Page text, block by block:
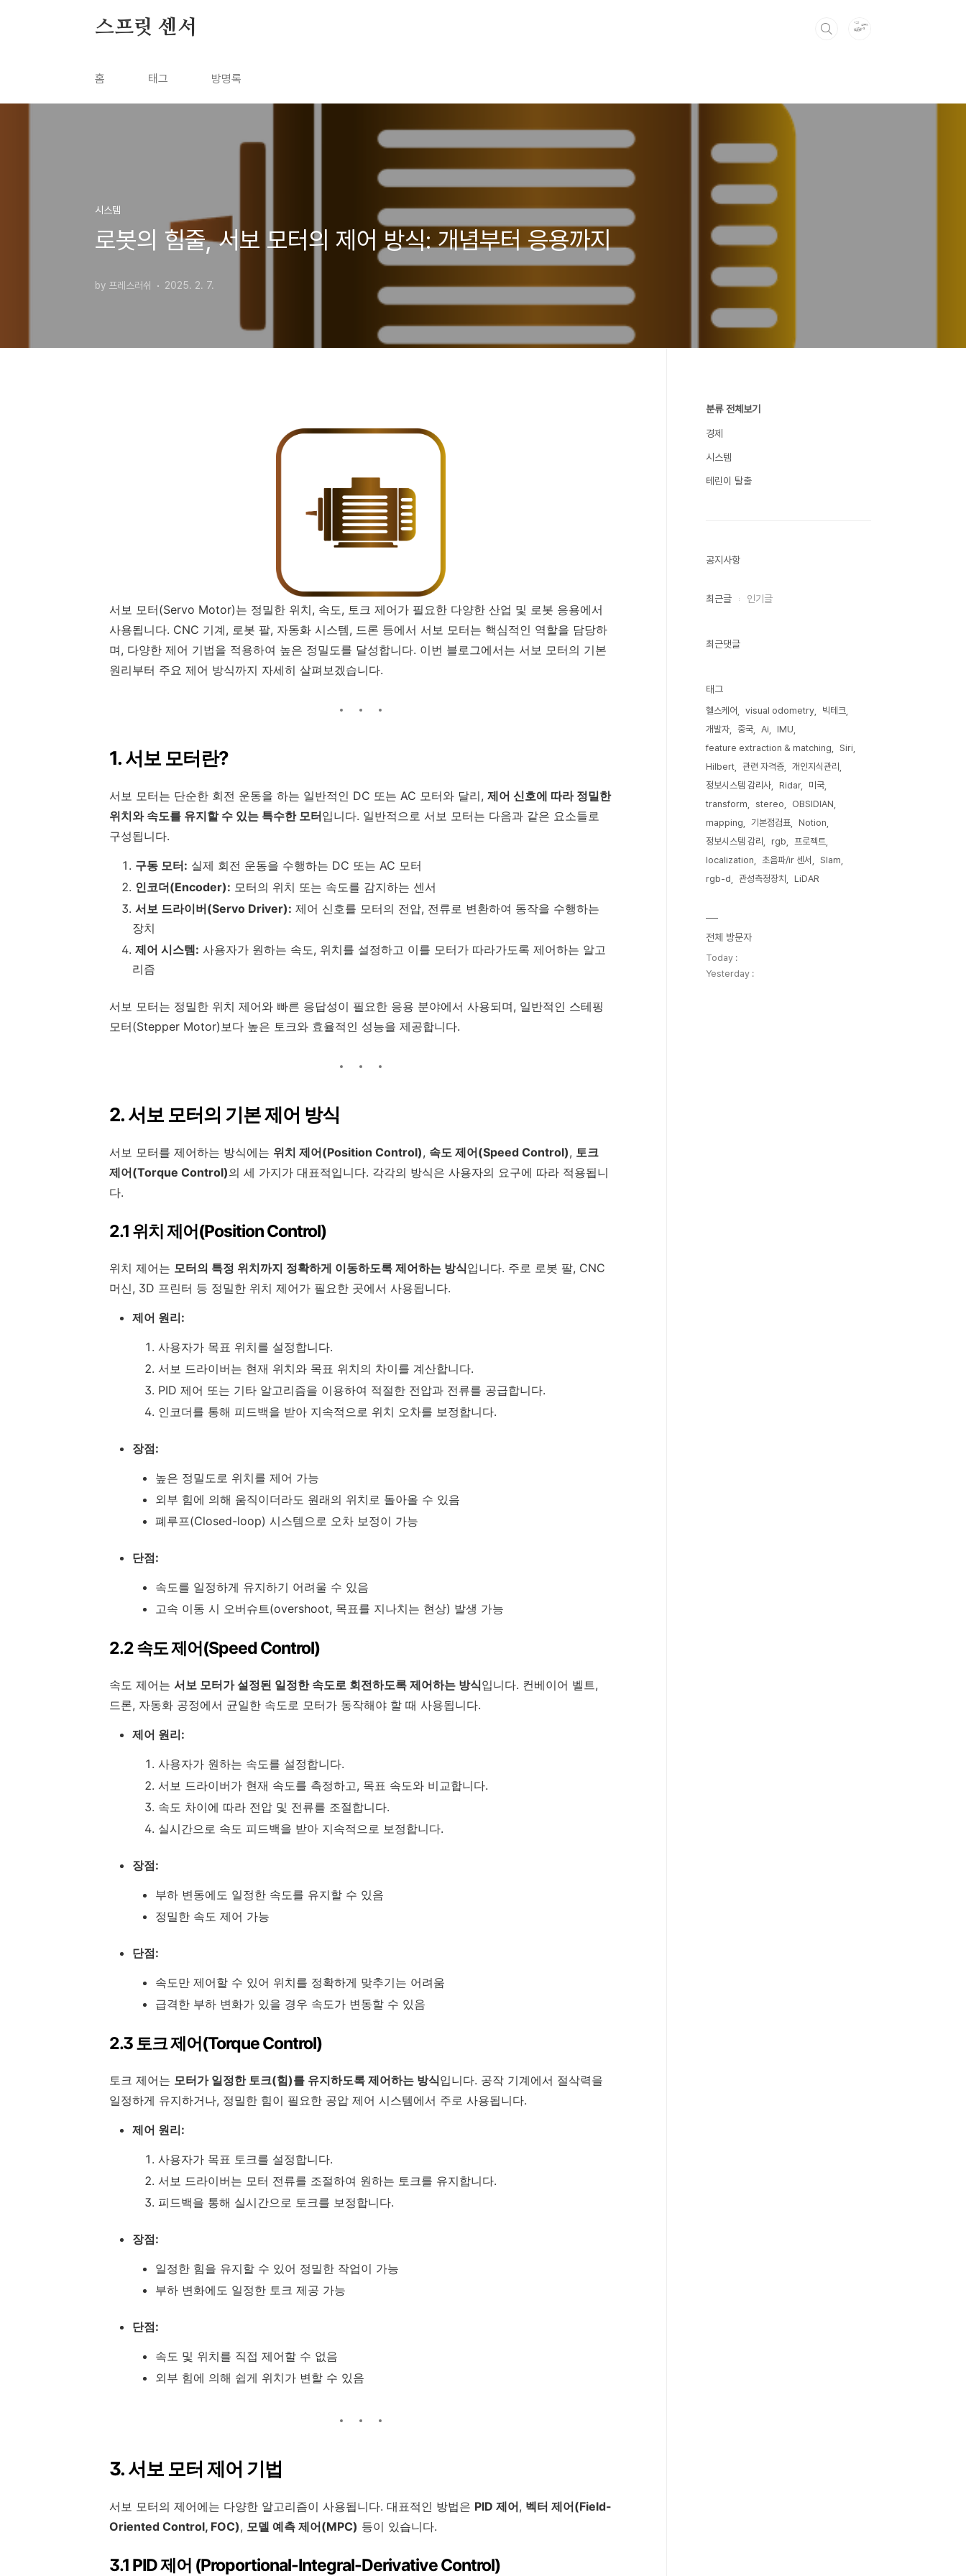
스프릿 센서
홈 태그 방명록
시스템
로봇의 힘줄, 서보 모터의 제어 방식: 개념부터 응용까지
by 프레스러쉬 2025. 2. 7.
서보 모터(Servo Motor)는 정밀한 위치, 속도, 토크 제어가 필요한 다양한 산업 및 로봇 응용에서
사용됩니다. CNC 기계, 로봇 팔, 자동화 시스템, 드론 등에서 서보 모터는 핵심적인 역할을 담당하
며, 다양한 제어 기법을 적용하여 높은 정밀도를 달성합니다. 이번 블로그에서는 서보 모터의 기본
원리부터 주요 제어 방식까지 자세히 살펴보겠습니다.
1. 서보 모터란?
서보 모터는 단순한 회전 운동을 하는 일반적인 DC 또는 AC 모터와 달리, 제어 신호에 따라 정밀한
위치와 속도를 유지할 수 있는 특수한 모터입니다. 일반적으로 서보 모터는 다음과 같은 요소들로
구성됩니다.
구동 모터: 실제 회전 운동을 수행하는 DC 또는 AC 모터
인코더(Encoder): 모터의 위치 또는 속도를 감지하는 센서
서보 드라이버(Servo Driver): 제어 신호를 모터의 전압, 전류로 변환하여 동작을 수행하는
장치
제어 시스템: 사용자가 원하는 속도, 위치를 설정하고 이를 모터가 따라가도록 제어하는 알고
리즘
서보 모터는 정밀한 위치 제어와 빠른 응답성이 필요한 응용 분야에서 사용되며, 일반적인 스테핑
모터(Stepper Motor)보다 높은 토크와 효율적인 성능을 제공합니다.
2. 서보 모터의 기본 제어 방식
서보 모터를 제어하는 방식에는 위치 제어(Position Control), 속도 제어(Speed Control), 토크
제어(Torque Control)의 세 가지가 대표적입니다. 각각의 방식은 사용자의 요구에 따라 적용됩니
다.
2.1 위치 제어(Position Control)
위치 제어는 모터의 특정 위치까지 정확하게 이동하도록 제어하는 방식입니다. 주로 로봇 팔, CNC
머신, 3D 프린터 등 정밀한 위치 제어가 필요한 곳에서 사용됩니다.
제어 원리:
사용자가 목표 위치를 설정합니다.
서보 드라이버는 현재 위치와 목표 위치의 차이를 계산합니다.
PID 제어 또는 기타 알고리즘을 이용하여 적절한 전압과 전류를 공급합니다.
인코더를 통해 피드백을 받아 지속적으로 위치 오차를 보정합니다.
장점:
높은 정밀도로 위치를 제어 가능
외부 힘에 의해 움직이더라도 원래의 위치로 돌아올 수 있음
폐루프(Closed-loop) 시스템으로 오차 보정이 가능
단점:
속도를 일정하게 유지하기 어려울 수 있음
고속 이동 시 오버슈트(overshoot, 목표를 지나치는 현상) 발생 가능
2.2 속도 제어(Speed Control)
속도 제어는 서보 모터가 설정된 일정한 속도로 회전하도록 제어하는 방식입니다. 컨베이어 벨트,
드론, 자동화 공정에서 균일한 속도로 모터가 동작해야 할 때 사용됩니다.
제어 원리:
사용자가 원하는 속도를 설정합니다.
서보 드라이버가 현재 속도를 측정하고, 목표 속도와 비교합니다.
속도 차이에 따라 전압 및 전류를 조절합니다.
실시간으로 속도 피드백을 받아 지속적으로 보정합니다.
장점:
부하 변동에도 일정한 속도를 유지할 수 있음
정밀한 속도 제어 가능
단점:
속도만 제어할 수 있어 위치를 정확하게 맞추기는 어려움
급격한 부하 변화가 있을 경우 속도가 변동할 수 있음
2.3 토크 제어(Torque Control)
토크 제어는 모터가 일정한 토크(힘)를 유지하도록 제어하는 방식입니다. 공작 기계에서 절삭력을
일정하게 유지하거나, 정밀한 힘이 필요한 공압 제어 시스템에서 주로 사용됩니다.
제어 원리:
사용자가 목표 토크를 설정합니다.
서보 드라이버는 모터 전류를 조절하여 원하는 토크를 유지합니다.
피드백을 통해 실시간으로 토크를 보정합니다.
장점:
일정한 힘을 유지할 수 있어 정밀한 작업이 가능
부하 변화에도 일정한 토크 제공 가능
단점:
속도 및 위치를 직접 제어할 수 없음
외부 힘에 의해 쉽게 위치가 변할 수 있음
3. 서보 모터 제어 기법
서보 모터의 제어에는 다양한 알고리즘이 사용됩니다. 대표적인 방법은 PID 제어, 벡터 제어(Field-
Oriented Control, FOC), 모델 예측 제어(MPC) 등이 있습니다.
3.1 PID 제어 (Proportional-Integral-Derivative Control)
분류 전체보기
경제
시스템
테린이 탈출
공지사항
최근글 인기글
최근댓글
태그
헬스케어 visual odometry
빅테크
개발자
중국 Ai
IMU
feature extraction & matching
Siri
Hilbert
관련 자격증
개인지식관리
정보시스템 감리사
Ridar
미국
transform
stereo
OBSIDIAN
mapping
기본점검표
Notion
정보시스템 감리
rgb
프로젝트
localization
초음파/ir 센서
Slam
rgb-d
관성측정장치 LiDAR
전체 방문자
Today :
Yesterday :